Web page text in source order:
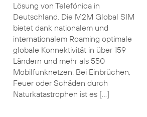
Lösung von Telefónica in
Deutschland. Die M2M Global SIM
bietet dank nationalem und
internationalem Roaming optimale
globale Konnektivität in über 159
Ländern und mehr als 550
Mobilfunknetzen. Bei Einbrüchen,
Feuer oder Schäden durch
Naturkatastrophen ist es […]